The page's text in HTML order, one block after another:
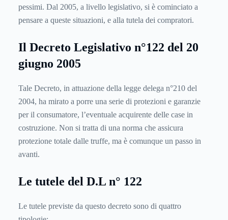
pessimi. Dal 2005, a livello legislativo, si è cominciato a
pensare a queste situazioni, e alla tutela dei compratori.
Il Decreto Legislativo n°122 del 20
giugno 2005
Tale Decreto, in attuazione della legge delega n°210 del
2004, ha mirato a porre una serie di protezioni e garanzie
per il consumatore, l’eventuale acquirente delle case in
costruzione. Non si tratta di una norma che assicura
protezione totale dalle truffe, ma è comunque un passo in
avanti.
Le tutele del D.L n° 122
Le tutele previste da questo decreto sono di quattro